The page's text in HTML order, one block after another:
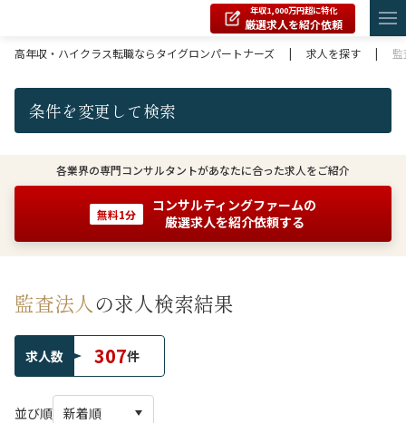
年収1,000万円超に特化
厳選求人を紹介依頼
高年収・ハイクラス転職ならタイグロンパートナーズ
| 求人を探す |
条件を変更して検索
各業界の専門コンサルタントがあなたに合った求人をご紹介
無料1分
コンサルティングファームの
厳選求人を紹介依頼する
監査法人の求人検索結果
求人数 307件
並び順